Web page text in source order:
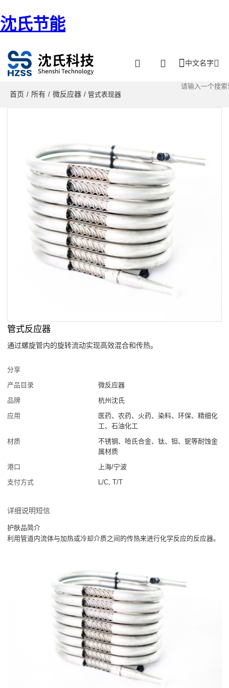
沈氏节能
中文名字
首页 / 所有 / 微反应器 / 管式表现器
管式反应器
通过螺旋管内的旋转流动实现高效混合和传热。
分享
产品目录
微反应器
品牌
杭州沈氏
应用
医药、农药、火药、染料、环保、精细化
工、石油化工
材质
不锈钢、哈氏合金、钛、钽、铌等耐蚀金
属材质
港口
上海/宁波
支付方式
L/C, T/T
详细说明短信
护肤品简介
利用管道内流体与加热或冷却介质之间的传热来进行化学反应的反应器。